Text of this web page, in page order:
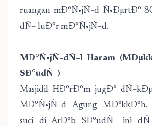
ruangan mÐ°Ñ•jÑ–d Ñ•ÐµrtÐ°
dÑ– luÐ°r mÐ°Ñ•jÑ–d.
MÐ°Ñ•jÑ–dÑ–l Haram
SÐ°udÑ–)
Masjidil HÐ°rÐ°m jugÐ°
MÐ°Ñ•jÑ–d Agung MÐ°kkÐ°h.
suci di ArÐ°b SÐ°udÑ– ini